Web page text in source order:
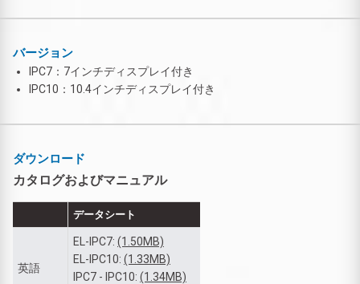
バージョン
IPC7：7インチディスプレイ付き
IPC10：10.4インチディスプレイ付き
ダウンロード
カタログおよびマニュアル
データシート
英語
EL-IPC7: (1.50MB)
EL-IPC10: (1.33MB)
IPC7 - IPC10: (1.34MB)